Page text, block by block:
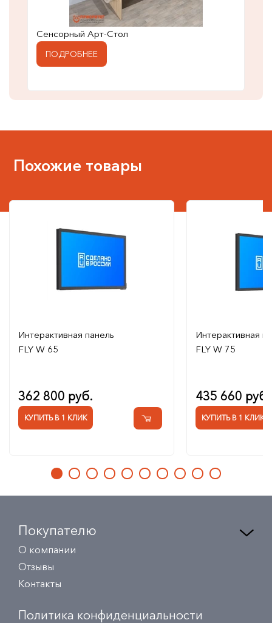
Сенсорный Арт-Стол
ПОДРОБНЕЕ
Похожие товары
Интерактивная панель
FLY W 65
362 800 руб.
КУПИТЬ В 1 КЛИК
Интерактивная
FLY W 75
435 660 руб.
КУПИТЬ В 1 КЛИК
Покупателю
О компании
Отзывы
Контакты
Политика конфиденциальности